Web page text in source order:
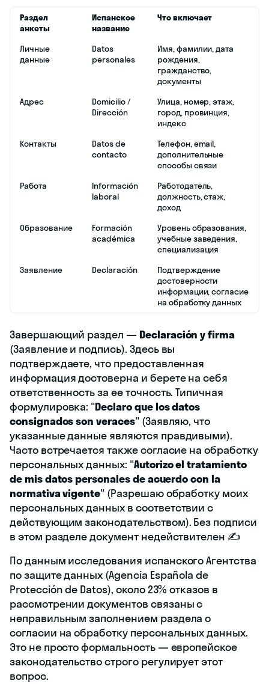
Раздел
анкеты
Испанское
название
Что включает
Личные
данные
Datos
personales
Имя, фамилии, дата
рождения,
гражданство,
документы
Адрес
Domicilio /
Dirección
Улица, номер, этаж,
город, провинция,
индекс
Контакты
Datos de
contacto
Телефон, email,
дополнительные
способы связи
Работа
Información
laboral
Работодатель,
должность, стаж,
доход
Образование
Formación
académica
Уровень образования,
учебные заведения,
специализация
Заявление
Declaración
Подтверждение
достоверности
информации, согласие
на обработку данных
Завершающий раздел —Declaración y firma
(Заявление и подпись). Здесь вы
подтверждаете, что предоставленная
информация достоверна и берете на себя
ответственность за ее точность. Типичная
формулировка: "Declaro que los datos
consignados son veraces" (Заявляю, что
указанные данные являются правдивыми).
Часто встречается также согласие на обработку
персональных данных: "Autorizo el tratamiento
de mis datos personales de acuerdo con la
normativa vigente" (Разрешаю обработку моих
персональных данных в соответствии с
действующим законодательством). Без подписи
в этом разделе документ недействителен ✍️
По данным исследования испанского Агентства
по защите данных (Agencia Española de
Protección de Datos), около 23% отказов в
рассмотрении документов связаны с
неправильным заполнением раздела о
согласии на обработку персональных данных.
Это не просто формальность — европейское
законодательство строго регулирует этот
вопрос.